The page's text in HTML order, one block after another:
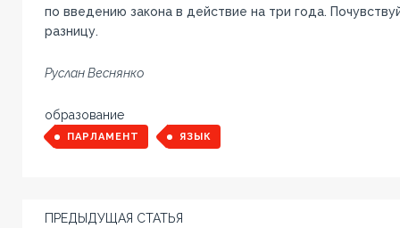
по введению закона в действие на три года.
разницу.
Руслан Веснянко
образование
ПАРЛАМЕНТ ЯЗЫК
ПРЕДЫДУЩАЯ СТАТЬЯ